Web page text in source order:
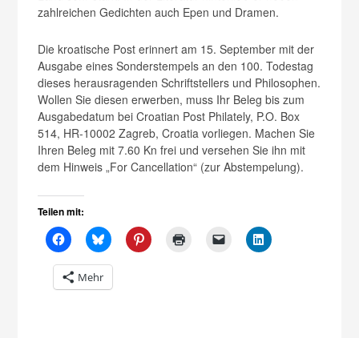
zahlreichen Gedichten auch Epen und Dramen.
Die kroatische Post erinnert am 15. September mit der
Ausgabe eines Sonderstempels an den 100. Todestag
dieses herausragenden Schriftstellers und Philosophen.
Wollen Sie diesen erwerben, muss Ihr Beleg bis zum
Ausgabedatum bei Croatian Post Philately, P.O. Box
514, HR-10002 Zagreb, Croatia vorliegen. Machen Sie
Ihren Beleg mit 7.60 Kn frei und versehen Sie ihn mit
dem Hinweis „For Cancellation“ (zur Abstempelung).
Teilen mit:
Mehr